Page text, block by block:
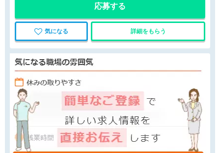
応募する
気になる 詳細をもらう